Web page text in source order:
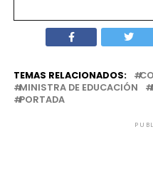
TEMAS RELACIONADOS:
MINISTRA DE EDUCACIÓN
PORTADA